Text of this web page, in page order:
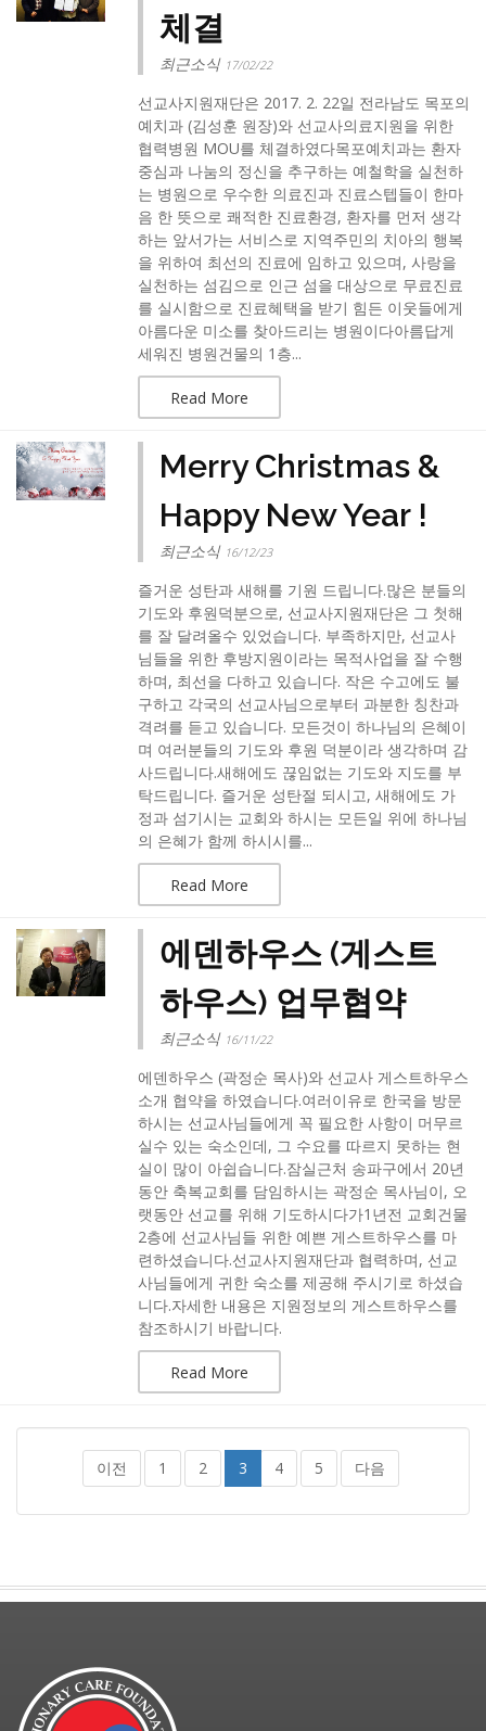
체결
최근소식 17/02/22
선교사지원재단은 2017. 2. 22일 전라남도 목포의
예치과 (김성훈 원장)와 선교사의료지원을 위한
협력병원 MOU를 체결하였다목포예치과는 환자
중심과 나눔의 정신을 추구하는 예철학을 실천하
는 병원으로 우수한 의료진과 진료스텝들이 한마
음 한 뜻으로 쾌적한 진료환경, 환자를 먼저 생각
하는 앞서가는 서비스로 지역주민의 치아의 행복
을 위하여 최선의 진료에 임하고 있으며, 사랑을
실천하는 섬김으로 인근 섬을 대상으로 무료진료
를 실시함으로 진료혜택을 받기 힘든 이웃들에게
아름다운 미소를 찾아드리는 병원이다아름답게
세워진 병원건물의 1층...
Read More
Merry Christmas &
Happy New Year !
최근소식 16/12/23
즐거운 성탄과 새해를 기원 드립니다.많은 분들의
기도와 후원덕분으로, 선교사지원재단은 그 첫해
를 잘 달려올수 있었습니다. 부족하지만, 선교사
님들을 위한 후방지원이라는 목적사업을 잘 수행
하며, 최선을 다하고 있습니다. 작은 수고에도 불
구하고 각국의 선교사님으로부터 과분한 칭찬과
격려를 듣고 있습니다. 모든것이 하나님의 은혜이
며 여러분들의 기도와 후원 덕분이라 생각하며 감
사드립니다.새해에도 끊임없는 기도와 지도를 부
탁드립니다. 즐거운 성탄절 되시고, 새해에도 가
정과 섬기시는 교회와 하시는 모든일 위에 하나님
의 은혜가 함께 하시시를...
Read More
에덴하우스 (게스트
하우스) 업무협약
최근소식 16/11/22
에덴하우스 (곽정순 목사)와 선교사 게스트하우스
소개 협약을 하였습니다.여러이유로 한국을 방문
하시는 선교사님들에게 꼭 필요한 사항이 머무르
실수 있는 숙소인데, 그 수요를 따르지 못하는 현
실이 많이 아쉽습니다.잠실근처 송파구에서 20년
동안 축복교회를 담임하시는 곽정순 목사님이, 오
랫동안 선교를 위해 기도하시다가1년전 교회건물
2층에 선교사님들 위한 예쁜 게스트하우스를 마
련하셨습니다.선교사지원재단과 협력하며, 선교
사님들에게 귀한 숙소를 제공해 주시기로 하셨습
니다.자세한 내용은 지원정보의 게스트하우스를
참조하시기 바랍니다.
Read More
이전 1 2 3 4 5 다음